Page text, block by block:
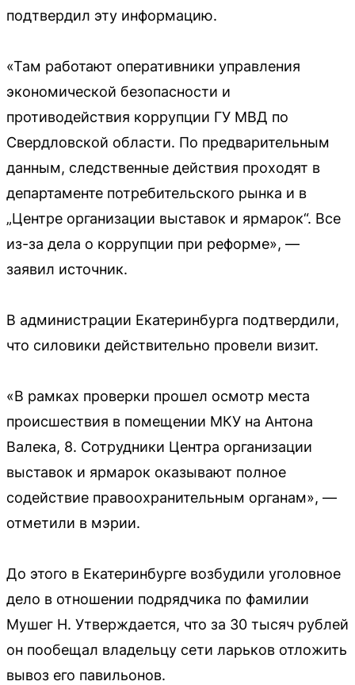
подтвердил эту информацию.
«Там работают оперативники управления
экономической безопасности и
противодействия коррупции ГУ МВД по
Свердловской области. По предварительным
данным, следственные действия проходят в
департаменте потребительского рынка и в
„Центре организации выставок и ярмарок“. Все
из-за дела о коррупции при реформе», —
заявил источник.
В администрации Екатеринбурга подтвердили,
что силовики действительно провели визит.
«В рамках проверки прошел осмотр места
происшествия в помещении МКУ на Антона
Валека, 8. Сотрудники Центра организации
выставок и ярмарок оказывают полное
содействие правоохранительным органам», —
отметили в мэрии.
До этого в Екатеринбурге возбудили уголовное
дело в отношении подрядчика по фамилии
Мушег Н. Утверждается, что за 30 тысяч рублей
он пообещал владельцу сети ларьков отложить
вывоз его павильонов.